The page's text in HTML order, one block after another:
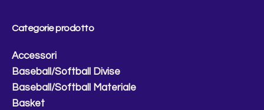
Categorie prodotto
Accessori
Baseball/Softball Divise
Baseball/Softball Materiale
Basket